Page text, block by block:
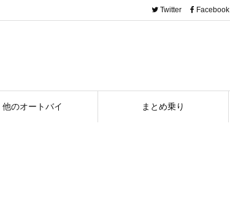
他のオートバイ まとめ乗り
Twitter Facebook